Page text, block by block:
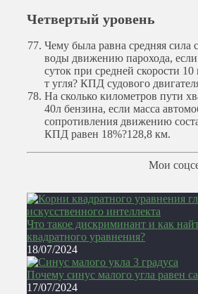
Четвертый уровень
Чему была равна средняя сила
воды движению парохода, если
суток при средней скорости
т угля? КПД судового
На сколько километров пути
40л бензина, если масса
сопротивления движению
КПД равен 18%?128,8 км.
Мои
Что такое дискриминант и как
квадратного уравнения?
18/07/2024
Почему синус малого угла равен
17/07/2024